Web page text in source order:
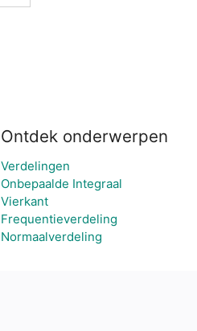
Ontdek onderwerpen
Verdelingen
Onbepaalde Integraal
Vierkant
Frequentieverdeling
Normaalverdeling